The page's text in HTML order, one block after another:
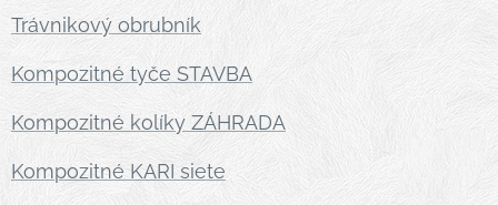
Trávnikový obrubník
Kompozitné tyče STAVBA
Kompozitné kolíky ZÁHRADA
Kompozitné KARI siete